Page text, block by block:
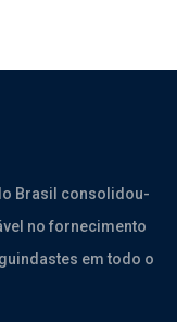
Brasil consolidou-
no fornecimento
em todo o